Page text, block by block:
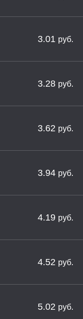
3.01 руб.
3.28 руб.
3.62 руб.
3.94 руб.
4.19 руб.
4.52 руб.
5.02 руб.